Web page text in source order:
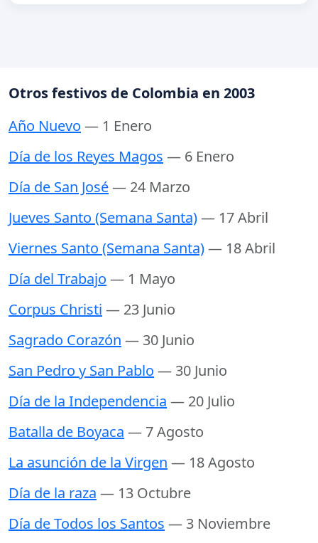
Otros festivos de Colombia en 2003
Año Nuevo — 1 Enero
Día de los Reyes Magos — 6 Enero
Día de San José— 24 Marzo
Jueves Santo (Semana Santa)— 17 Abril
Viernes Santo (Semana Santa)— 18 Abril
Día del Trabajo — 1 Mayo
Corpus Christi — 23 Junio
Sagrado Corazón — 30 Junio
San Pedro y San Pablo — 30 Junio
Día de la Independencia — 20 Julio
Batalla de Boyaca — 7 Agosto
La asunción de la Virgen — 18 Agosto
Día de la raza — 13 Octubre
Día de Todos los Santos — 3 Noviembre